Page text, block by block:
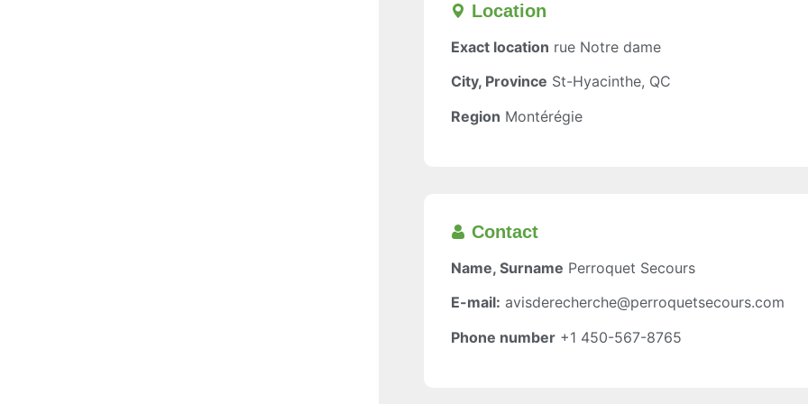
Location​
Exact location rue Notre dame
City, Province St-Hyacinthe, QC
Region Montérégie
Contact
Name, Surname Perroquet Secours
E-mail: avisderecherche@perroquetsecours.com
Phone number +1 450-567-8765